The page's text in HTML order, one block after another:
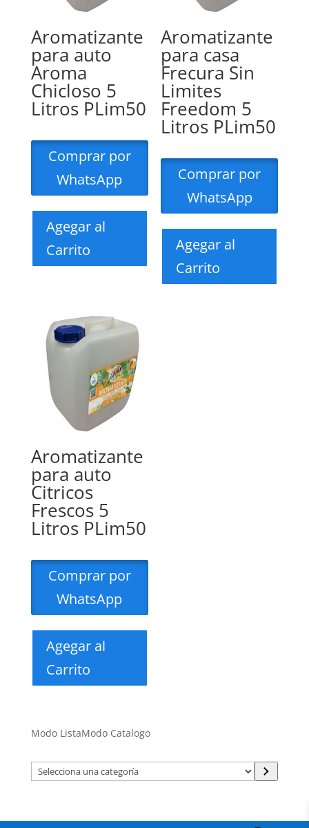
Aromatizante
para auto
Aroma
Chicloso 5
Litros PLim50
Comprar por
WhatsApp
Agegar al
Carrito
Aromatizante
para casa
Frecura Sin
Limites
Freedom 5
Litros PLim50
Comprar por
WhatsApp
Agegar al
Carrito
Aromatizante
para auto
Citricos
Frescos 5
Litros PLim50
Comprar por
WhatsApp
Agegar al
Carrito
Modo ListaModo Catalogo
Selecciona
una